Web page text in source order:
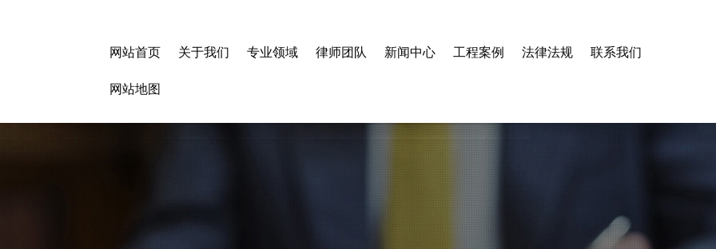
网站首页 关于我们 专业领域 律师团队 新闻中心 工程案例 法律法规
联系我们
网站地图